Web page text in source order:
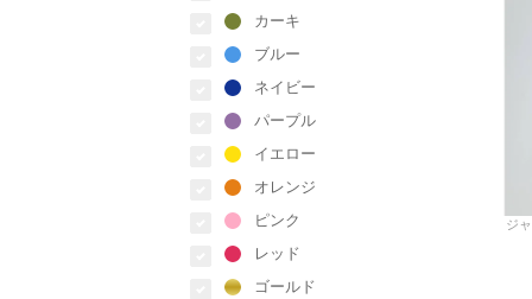
カーキ
ブルー
ネイビー
パープル
イエロー
オレンジ
ピンク
レッド
ゴールド
ジ